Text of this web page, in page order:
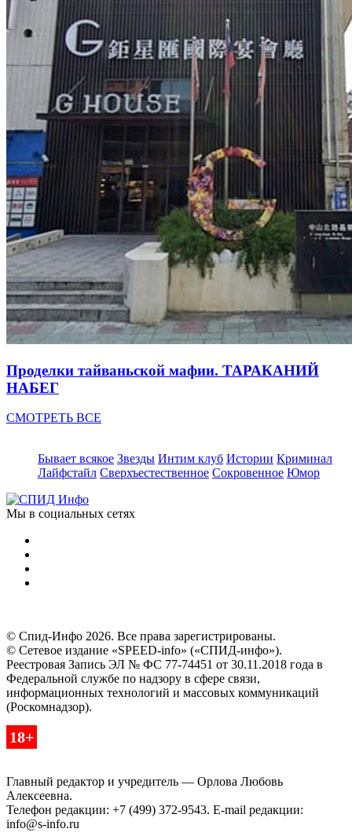
Проделки тайваньской мафии. ТАРАКАНИЙ
НАБЕГ
СМОТРЕТЬ ВСЕ
Бывает всякое Звезды Интим клуб Истории Криминал
Лайфстайл Сверхъестественное Сокровенное Юмор
Мы в социальных сетях
© Спид-Инфо 2026. Все права зарегистрированы.
© Сетевое издание «SPEED-info» («СПИД-инфо»).
Реестровая Запись ЭЛ № ФС 77-74451 от 30.11.2018 года в
Федеральной службе по надзору в сфере связи,
информационных технологий и массовых коммуникаций
(Роскомнадзор).
18+
Главный редактор и учредитель — Орлова Любовь
Алексеевна.
Телефон редакции: +7 (499) 372-9543. E-mail редакции:
info@s-info.ru